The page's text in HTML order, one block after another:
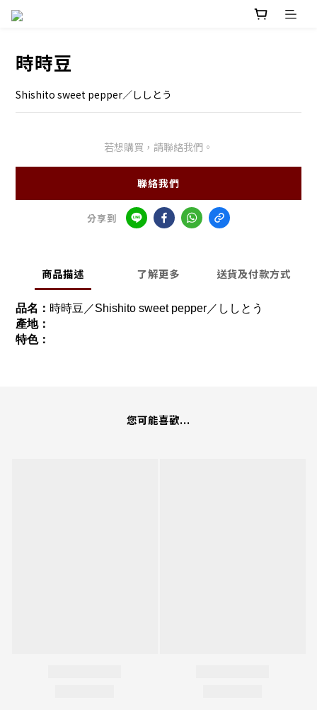
時時豆
Shishito sweet pepper／ししとう
若想購買，請聯絡我們。
聯絡我們
分享到
商品描述 了解更多 送貨及付款方式
品名： 時時豆／Shishito sweet pepper／ししとう
產地：
特色：
您可能喜歡...